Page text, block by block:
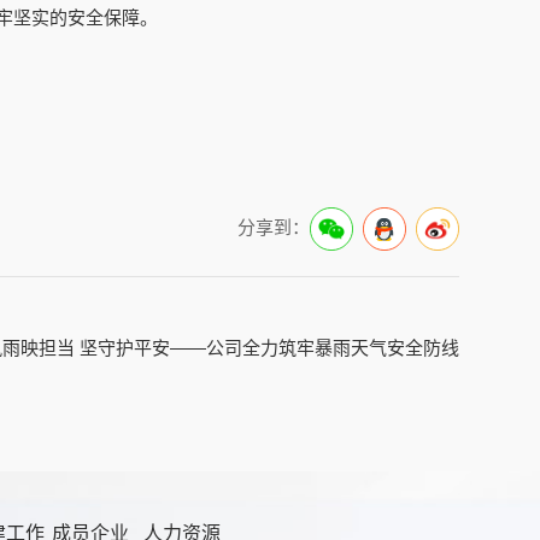
实的安全保障。
分享到：
映担当 坚守护平安——公司全力筑牢暴雨天气安全防线
工作 成员企业 人力资源